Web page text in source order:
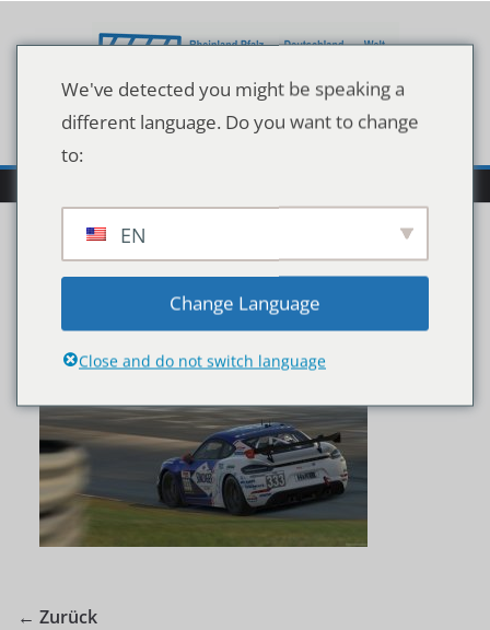
Inhalt
DNLS_1_14
← Zurück
We've detected you might be speaking a
different language. Do you want to change
to:
EN
Change Language
Close and do not switch language